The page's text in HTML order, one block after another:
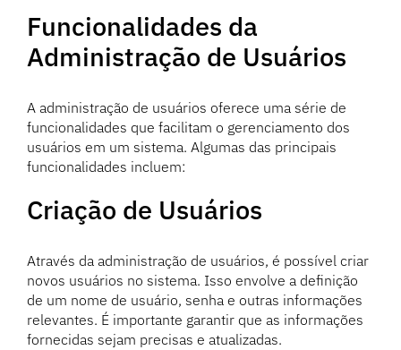
Funcionalidades da
Administração de Usuários
A administração de usuários oferece uma série de
funcionalidades que facilitam o gerenciamento dos
usuários em um sistema. Algumas das principais
funcionalidades incluem:
Criação de Usuários
Através da administração de usuários, é possível criar
novos usuários no sistema. Isso envolve a definição
de um nome de usuário, senha e outras informações
relevantes. É importante garantir que as informações
fornecidas sejam precisas e atualizadas.